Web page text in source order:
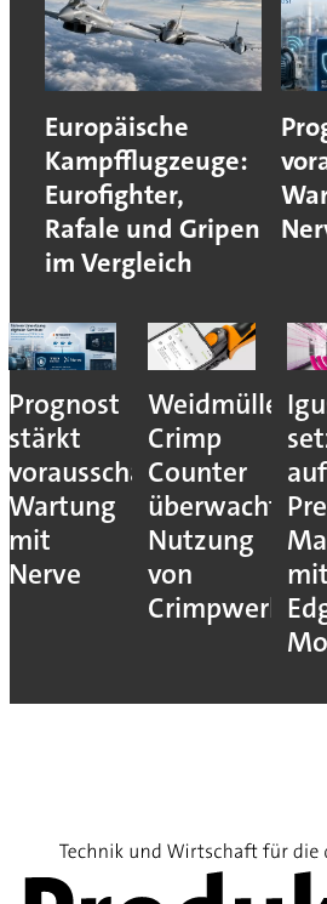
Europäische
Kampfflugzeuge:
Eurofighter,
Rafale und Gripen
im Vergleich
Prognost
stärkt
vorausschauende
Wartung
mit
Nerve
Weidmüller:
Crimp
Counter
überwacht
Nutzung
von
auf
mit